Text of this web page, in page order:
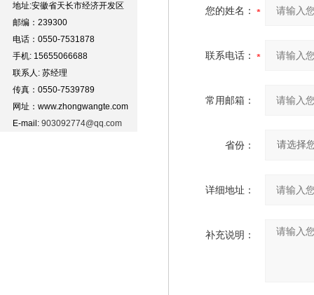
地址:安徽省天长市经济开发区
邮编：239300
电话：0550-7531878
手机: 15655066688
联系人: 苏经理
传真：0550-7539789
网址：www.zhongwangte.com
E-mail: 903092774@qq.com
您的姓名：
联系电话：
常用邮箱：
省份：
详细地址：
补充说明：